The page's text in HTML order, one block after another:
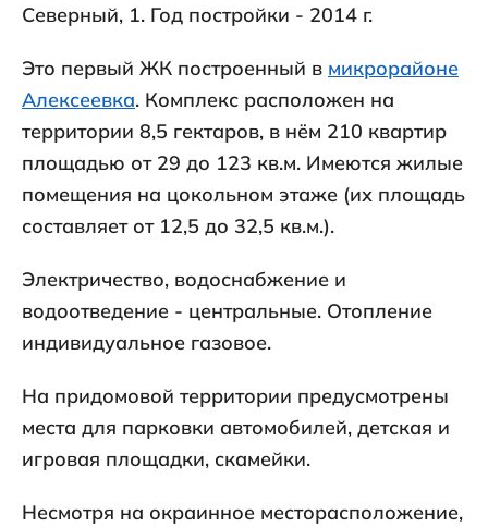
Северный, 1. Год постройки - 2014 г.
Это первый ЖК построенный в микрорайоне
Алексеевка. Комплекс расположен на
территории 8,5 гектаров, в нём 210 квартир
площадью от 29 до 123 кв.м. Имеются жилые
помещения на цокольном этаже (их площадь
составляет от 12,5 до 32,5 кв.м.).
Электричество, водоснабжение и
водоотведение - центральные. Отопление
индивидуальное газовое.
На придомовой территории предусмотрены
места для парковки автомобилей, детская и
игровая площадки, скамейки.
Несмотря на окраинное месторасположение,